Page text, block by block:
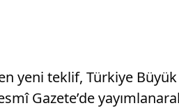
yeni teklif, Türkiye
Gazete’de